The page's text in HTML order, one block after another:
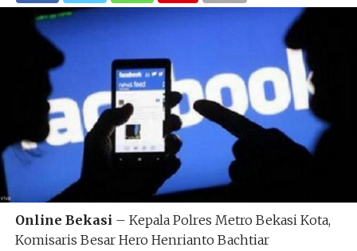
Online Bekasi – Kepala Polres Metro Bekasi Kota,
Komisaris Besar Hero Henrianto Bachtiar